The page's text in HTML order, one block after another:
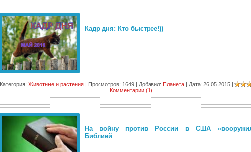
Кадр дня: Кто быстрее!))
Категория: Животные и растения| Просмотров: 1649 | Добавил: Планета| Дата: 26.05.2015 |
Комментарии (1)
На войну против России в США
Библией